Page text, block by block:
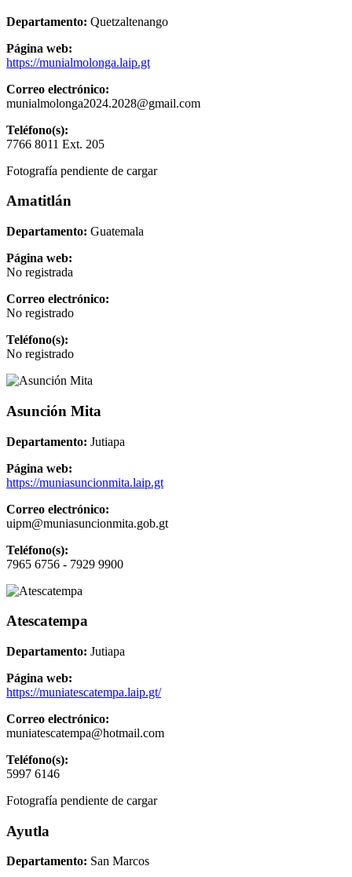
Departamento: Quetzaltenango
Página web:
https://munialmolonga.laip.gt
Correo electrónico:
munialmolonga2024.2028@gmail.com
Teléfono(s):
7766 8011 Ext. 205
Fotografía pendiente de cargar
Amatitlán
Departamento: Guatemala
Página web:
No registrada
Correo electrónico:
No registrado
Teléfono(s):
No registrado
Asunción Mita
Departamento: Jutiapa
Página web:
https://muniasuncionmita.laip.gt
Correo electrónico:
uipm@muniasuncionmita.gob.gt
Teléfono(s):
7965 6756 - 7929 9900
Atescatempa
Departamento: Jutiapa
Página web:
https://muniatescatempa.laip.gt/
Correo electrónico:
muniatescatempa@hotmail.com
Teléfono(s):
5997 6146
Fotografía pendiente de cargar
Ayutla
Departamento: San Marcos